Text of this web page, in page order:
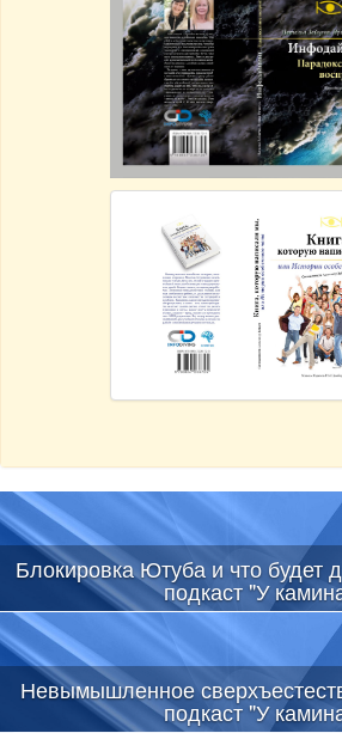
Блокировка Ютуба и что будет
подкаст "У
Невымышленное
подкаст "У